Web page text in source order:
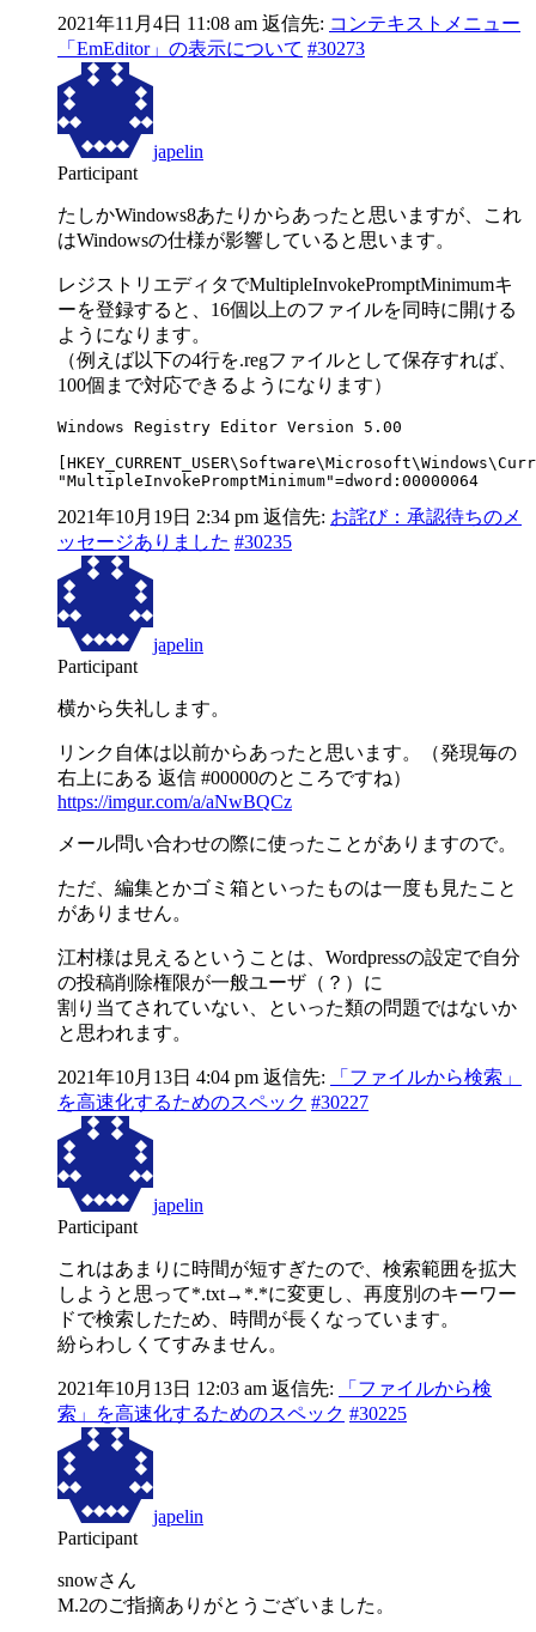
2021年11月4日 11:08 am 返信先: コンテキストメニュー
「EmEditor」の表示について #30273
japelin
Participant
たしかWindows8あたりからあったと思いますが、これ
はWindowsの仕様が影響していると思います。
レジストリエディタでMultipleInvokePromptMinimumキ
ーを登録すると、16個以上のファイルを同時に開ける
ようになります。
（例えば以下の4行を.regファイルとして保存すれば、
100個まで対応できるようになります）
Windows Registry Editor Version 5.00
"MultipleInvokePromptMinimum"=dword:00000064
2021年10月19日 2:34 pm 返信先: お詫び：承認待ちのメ
ッセージありました #30235
japelin
Participant
横から失礼します。
リンク自体は以前からあったと思います。（発現毎の
右上にある 返信 #00000のところですね）
https://imgur.com/a/aNwBQCz
メール問い合わせの際に使ったことがありますので。
ただ、編集とかゴミ箱といったものは一度も見たこと
がありません。
江村様は見えるということは、Wordpressの設定で自分
の投稿削除権限が一般ユーザ（？）に
割り当てされていない、といった類の問題ではないか
と思われます。
2021年10月13日 4:04 pm 返信先:
「ファイルから検索」
を高速化するためのスペック #30227
japelin
Participant
これはあまりに時間が短すぎたので、検索範囲を拡大
しようと思って*.txt→*.*に変更し、再度別のキーワー
ドで検索したため、時間が長くなっています。
紛らわしくてすみません。
2021年10月13日 12:03 am 返信先:
「ファイルから検
索」を高速化するためのスペック #30225
japelin
Participant
snowさん
M.2のご指摘ありがとうございました。